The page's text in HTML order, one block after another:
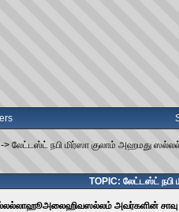
-> லேட்டஸ்ட் நபி மிர்ஸா குலாம் அஹமது
TOPIC: லேட்டஸ்ட்
அவர்களின் சாவு